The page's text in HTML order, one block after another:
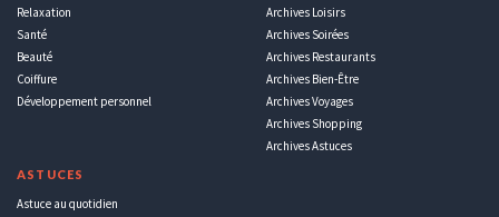
Relaxation
Santé
Beauté
Coiffure
Développement personnel
ASTUCES
Astuce au quotidien
Archives Loisirs
Archives Soirées
Archives Restaurants
Archives Bien-Être
Archives Voyages
Archives Shopping
Archives Astuces